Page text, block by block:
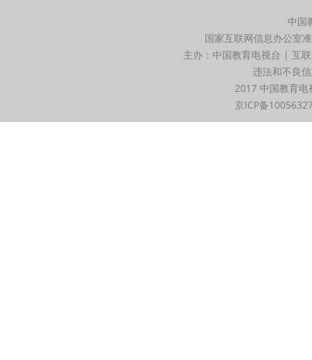
中国
国家互联网信息办公室
主办：中国教育电视台 | 互
违法和不良
2017 中国教育
京ICP备